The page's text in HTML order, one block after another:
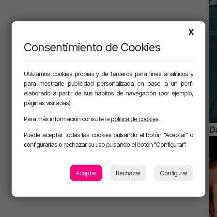
X
Consentimiento de Cookies
Utilizamos cookies propias y de terceros para fines analíticos y
para mostrarle publicidad personalizada en base a un perfil
elaborado a partir de sus hábitos de navegación (por ejemplo,
páginas visitadas).
Para más información consulte lapolítica de cookies.
Puede aceptar todas las cookies pulsando el botón "Aceptar" o
configurarlas o rechazar su uso pulsando el botón "Configurar".
Aceptar Rechazar Configurar